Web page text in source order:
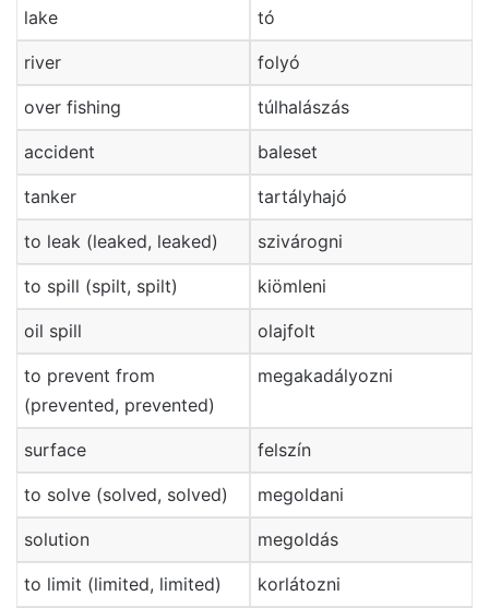
lake tó
river folyó
over fishing túlhalászás
accident baleset
tanker tartályhajó
to leak (leaked, leaked) szivárogni
to spill (spilt, spilt) kiömleni
oil spill olajfolt
to prevent from
(prevented, prevented)
megakadályozni
surface felszín
to solve (solved, solved) megoldani
solution megoldás
to limit (limited, limited) korlátozni